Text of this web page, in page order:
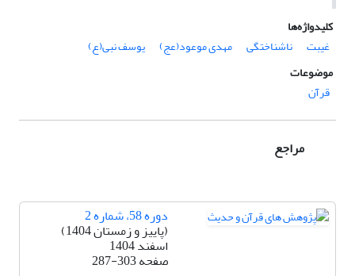
کلیدواژه‌ها
غیبت
ناشناختگی مهدی موعود(عج)
یوسف نبی(ع)
موضوعات
قرآن
مراجع
دوره 58، شماره 2
(پاییز و زمستان 1404)
اسفند 1404
صفحه287-303